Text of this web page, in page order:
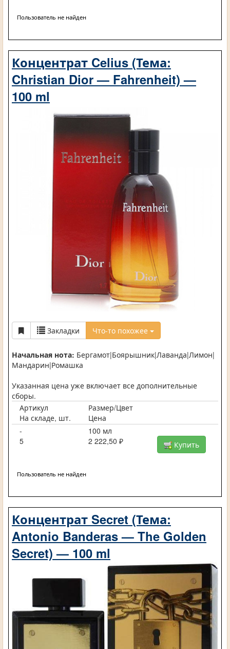
Пользователь не найден
Концентрат Celius (Тема:
Christian Dior — Fahrenheit) —
100 ml
Закладки Что-то похожее
Начальная нота: Бергамот|Боярышник|Лаванда|Лимон|
Мандарин|Ромашка
Указанная цена уже включает все дополнительные
сборы.
Артикул
Размер/Цвет
На складе, шт.
Цена
-
100 мл
5
2 222,50 ₽ Купить
Пользователь не найден
Концентрат Secret (Тема:
Antonio Banderas — The Golden
Secret) — 100 ml